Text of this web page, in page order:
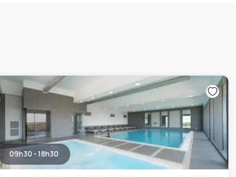
09h30 - 18h30